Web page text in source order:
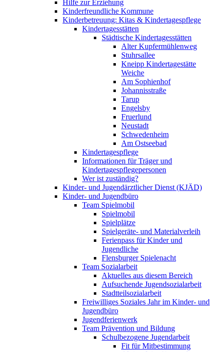
Hilfe zur Erziehung
Kinderfreundliche Kommune
Kinderbetreuung: Kitas & Kindertagespflege
Kindertagesstätten
Städtische Kindertagesstätten
Alter Kupfermühlenweg
Stuhrsallee
Kneipp Kindertagestätte
Weiche
Am Sophienhof
Johannisstraße
Tarup
Engelsby
Fruerlund
Neustadt
Schwedenheim
Am Ostseebad
Kindertagespflege
Informationen für Träger und
Kindertagespflegepersonen
Wer ist zuständig?
Kinder- und Jugendärztlicher Dienst (KJÄD)
Kinder- und Jugendbüro
Team Spielmobil
Spielmobil
Spielplätze
Spielgeräte- und Materialverleih
Ferienpass für Kinder und
Jugendliche
Flensburger Spielenacht
Team Sozialarbeit
Aktuelles aus diesem Bereich
Aufsuchende Jugendsozialarbeit
Stadtteilsozialarbeit
Freiwilliges Soziales Jahr im Kinder- und
Jugendbüro
Jugendferienwerk
Team Prävention und Bildung
Schulbezogene Jugendarbeit
Fit für Mitbestimmung